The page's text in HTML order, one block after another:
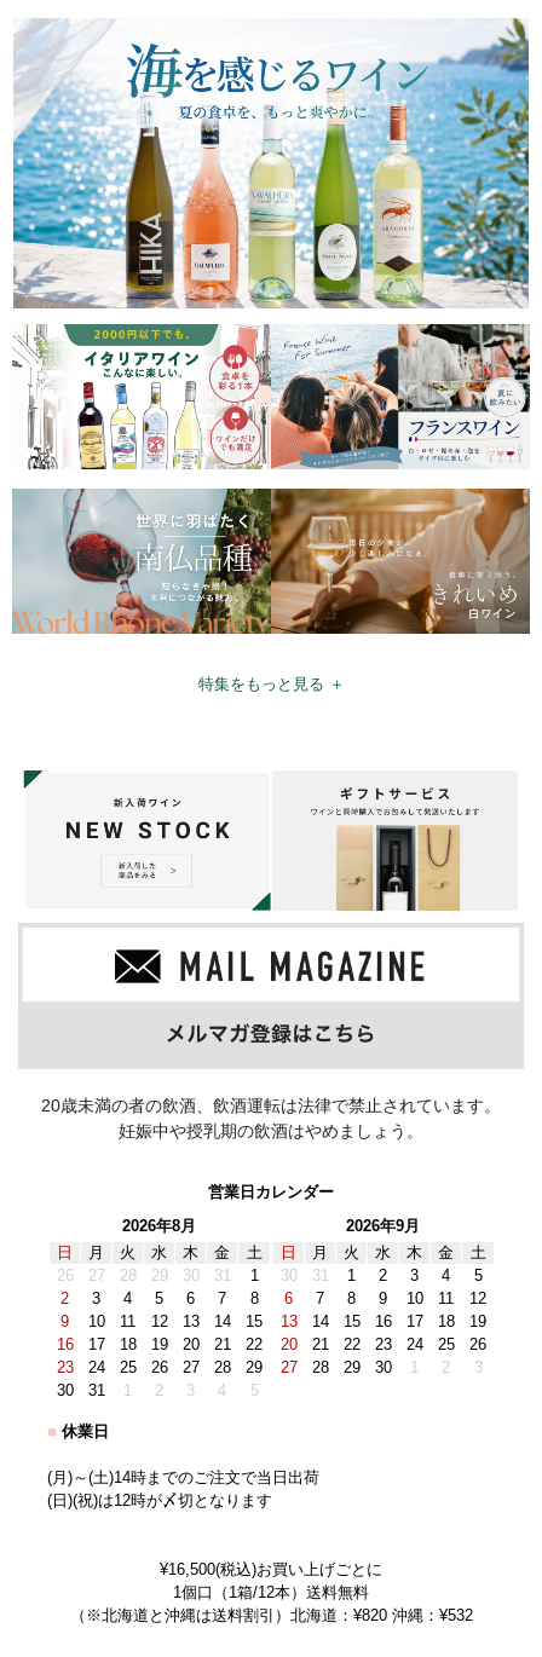
特集をもっと見る ＋
20歳未満の者の飲酒、飲酒運転は法律で禁止されています。
妊娠中や授乳期の飲酒はやめましょう。
営業日カレンダー
2026年8月
日
月 火 水 木 金
土
26
27 28 29 30 31
1
2
3 4 5 6 7
8
9
10 11 12 13 14
15
16
17 18 19 20 21
22
23
24 25 26 27 28
29
30
31 1 2 3 4 5
2026年9月
日
月 火 水 木 金
土
30
31 1 2 3 4
5
6
7 8 9 10 11
12
13
14 15 16 17 18
19
20
21 22 23 24 25
26
27
28 29 30 1 2 3
■ 休業日
(月)～(土)14時までのご注文で当日出荷
(日)(祝)は12時が〆切となります
¥16,500(税込)お買い上げごとに
1個口（1箱/12本）送料無料
（※北海道と沖縄は送料割引）北海道：¥820 沖縄：¥532